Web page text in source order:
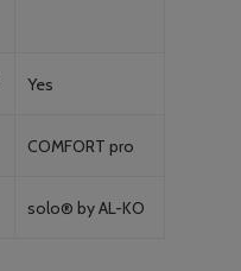
Yes
COMFORT pro
solo® by AL-KO